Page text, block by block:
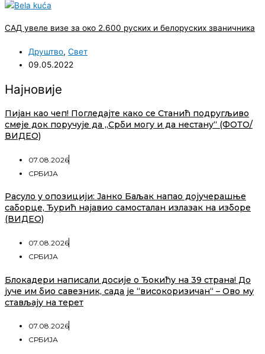
САД увеле визе за око 2.600 руских и белоруских званичника
Друштво, Свет
09.05.2022
Најновије
Пијан као чеп! Погледајте како се Станић подругљиво
смеје док поручује да „Срби могу и да нестану“ (ФОТО/
ВИДЕО)
07.08.2026
СРБИЈА
Расуло у опозицији: Јанко Баљак напао дојучерашње
саборце, Ђурић најавио самосталан излазак на изборе
(ВИДЕО)
07.08.2026
СРБИЈА
Блокадери написали досије о Ђокићу на 39 страна! До
јуче им био савезник, сада је “високоризичан“ – Ово му
стављају на терет
07.08.2026
СРБИЈА